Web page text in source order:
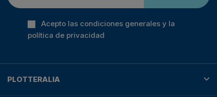
Acepto las condiciones generales y la
política de privacidad
PLOTTERALIA